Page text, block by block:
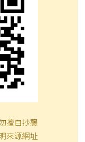
擅自抄襲
來源網址